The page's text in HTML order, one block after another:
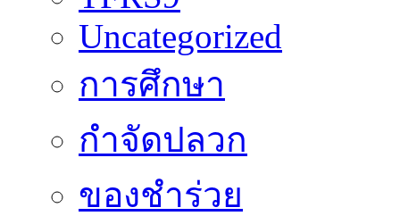
Uncategorized
การศึกษา
กำจัดปลวก
ของชำร่วย